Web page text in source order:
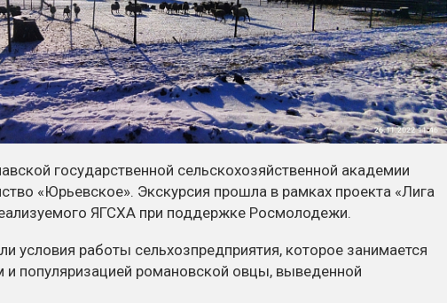
государственной сельскохозяйственной академии
«Юрьевское». Экскурсия прошла в рамках проекта «Лига
ЯГСХА при поддержке Росмолодежи.
условия работы сельхозпредприятия, которое занимается
и популяризацией романовской овцы, выведенной